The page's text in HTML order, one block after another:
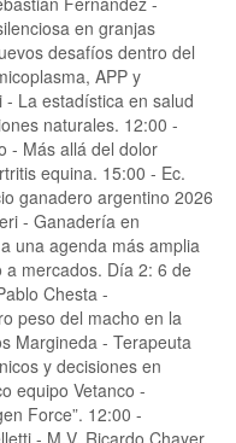
en granjas
desafíos dentro del
APP y
La estadística en salud
naturales. 12:00 -
- Más allá del dolor
equina. 15:00 - Ec.
ganadero argentino 2026
- Ganadería en
una agenda más amplia
mercados. Día 2: 6 de
Chesta -
peso del macho en la
Margineda - Terapeuta
y decisiones en
equipo Vetanco -
Force”. 12:00 -
- M.V. Ricardo Chayer.